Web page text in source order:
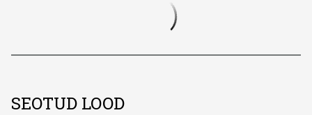
SEOTUD LOOD